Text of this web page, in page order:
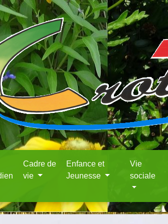
Cadre de
vie
Enfance et
Jeunesse
Vie
sociale